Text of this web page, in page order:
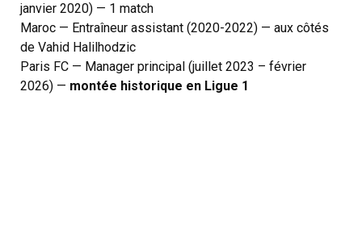
janvier 2020) — 1 match
Maroc — Entraîneur assistant (2020-2022) — aux côtés
de Vahid Halilhodzic
Paris FC — Manager principal (juillet 2023 – février
2026) — montée historique en Ligue 1